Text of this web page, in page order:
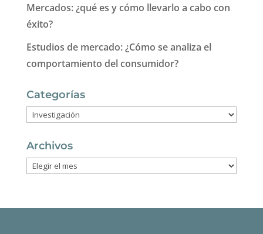
Mercados: ¿qué es y cómo llevarlo a cabo con
éxito?
Estudios de mercado: ¿Cómo se analiza el
comportamiento del consumidor?
Categorías
Categorías
Archivos
Archivos